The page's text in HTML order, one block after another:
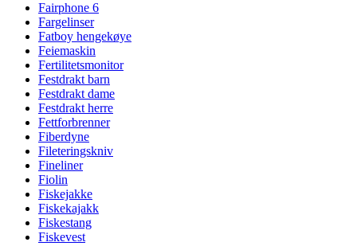
Fairphone 6
Fargelinser
Fatboy hengekøye
Feiemaskin
Fertilitetsmonitor
Festdrakt barn
Festdrakt dame
Festdrakt herre
Fettforbrenner
Fiberdyne
Fileteringskniv
Fineliner
Fiolin
Fiskejakke
Fiskekajakk
Fiskestang
Fiskevest